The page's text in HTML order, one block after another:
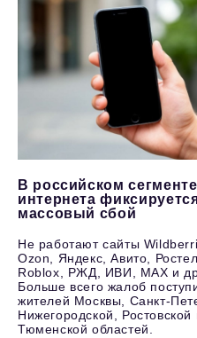
В российском сегменте
интернета
массовый сбой
Не работают сайты
Ozon, Яндекс, Авито,
Roblox, РЖД, ИВИ, MAX и
Больше всего жалоб
жителей Москвы, Санкт-
Нижегородской, Ростовской
Тюменской областей.